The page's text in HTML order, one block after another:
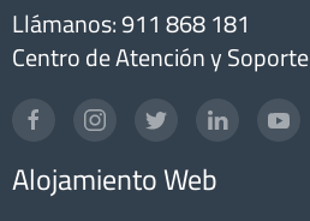
Llámanos: 911 868 181
Centro de Atención y Soporte
Alojamiento Web